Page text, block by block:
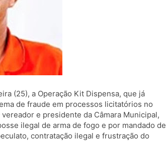
(25), a Operação Kit Dispensa, que já
de fraude em processos licitatórios no
e presidente da Câmara Municipal,
ilegal de arma de fogo e por mandado de
contratação ilegal e frustração do